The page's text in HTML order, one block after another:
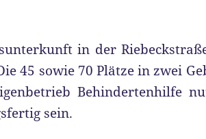
in der
45 sowie 70 Plätze in zwei
Behindertenhilfe
sein.